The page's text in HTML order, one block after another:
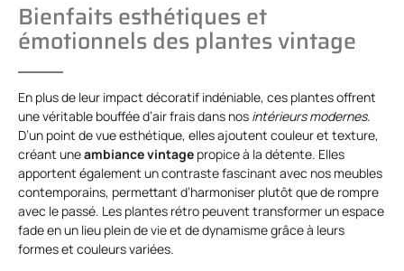
Bienfaits esthétiques et
émotionnels des plantes vintage
En plus de leur impact décoratif indéniable, ces plantes offrent
une véritable bouffée d’air frais dans nos intérieurs modernes.
D’un point de vue esthétique, elles ajoutent couleur et texture,
créant uneambiance vintage propice à la détente. Elles
apportent également un contraste fascinant avec nos meubles
contemporains, permettant d’harmoniser plutôt que de rompre
avec le passé. Les plantes rétro peuvent transformer un espace
fade en un lieu plein de vie et de dynamisme grâce à leurs
formes et couleurs variées.